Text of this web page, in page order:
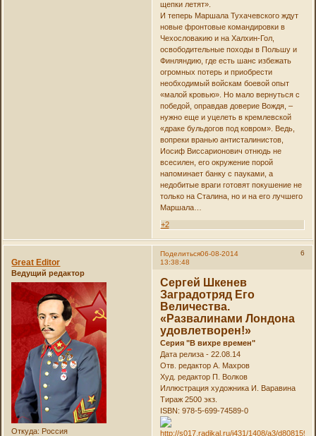
щепки летят».
И теперь Маршала Тухачевского ждут
новые фронтовые командировки в
Чехословакию и на Халхин-Гол,
освободительные походы в Польшу и
Финляндию, где есть шанс избежать
огромных потерь и приобрести
необходимый войскам боевой опыт
«малой кровью». Но мало вернуться с
победой, оправдав доверие Вождя, –
нужно еще и уцелеть в кремлевской
«драке бульдогов под ковром». Ведь,
вопреки вранью антисталинистов,
Иосиф Виссарионович отнюдь не
всесилен, его окружение порой
напоминает банку с пауками, а
недобитые враги готовят покушение не
только на Сталина, но и на его лучшего
Маршала…
+2
Поделиться 6
06-08-2014
13:38:48
Great Editor
Ведущий редактор
Откуда: Россия
Сергей Шкенев
Заградотряд Его
Величества.
«Развалинами Лондона
удовлетворен!»
Серия "В вихре времен"
Дата релиза - 22.08.14
Отв. редактор А. Махров
Худ. редактор П. Волков
Иллюстрация художника И. Варавина
Тираж 2500 экз.
ISBN: 978-5-699-74589-0